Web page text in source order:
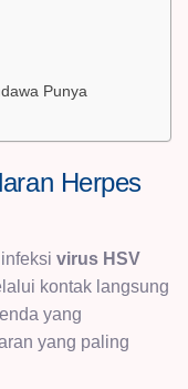
Punya
Herpes
virus HSV
kontak langsung
yang
yang paling